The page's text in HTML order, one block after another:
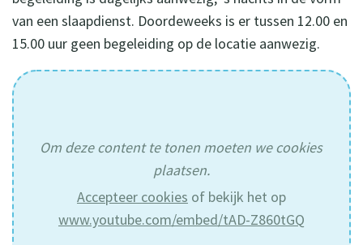
van een slaapdienst. Doordeweeks is er tussen 12.00 en
15.00 uur geen begeleiding op de locatie aanwezig.
Om deze content te tonen moeten we cookies
plaatsen.
Accepteer cookies of bekijk het op
www.youtube.com/embed/tAD-Z860tGQ